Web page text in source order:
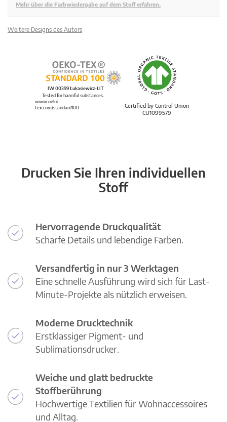
Mehr über die Farbwiedergabe auf dem Stoff erfahren.
Weitere Designs des Autors
Certified by Control Union
CU1099579
IW 00399 Łukasiewicz-ŁIT
Tested for harmful substances.
www.oeko-
tex.com/standard100
Drucken Sie Ihren individuellen
Stoff
Hervorragende Druckqualität
Scharfe Details und lebendige Farben.
Versandfertig in nur 3 Werktagen
Eine schnelle Ausführung wird sich für Last-
Minute-Projekte als nützlich erweisen.
Moderne Drucktechnik
Erstklassiger Pigment- und
Sublimationsdrucker.
Weiche und glatt bedruckte
Stoffberührung
Hochwertige Textilien für Wohnaccessoires
und Alltag.